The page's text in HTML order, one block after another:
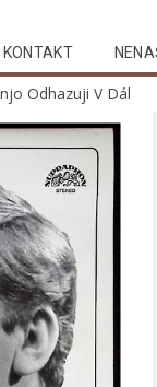
KONTAKT
Odhazuji V Dál